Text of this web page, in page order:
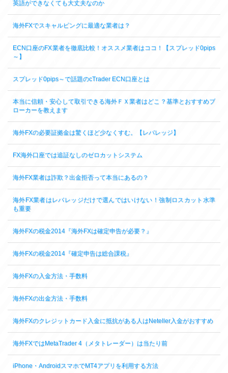
英語ができなくても大丈夫なのか
海外FXでスキャルピングに最適な業者は？
ECN口座のFX業者を徹底比較！オススメ業者はココ！【スプレッド0pips
～】
スプレッド0pips～で話題のcTrader ECN口座とは
本当に信頼・安心して取引できる海外ＦＸ業者はどこ？基準とおすすめブ
ローカーを教えます
海外FXの必要証拠金は驚くほど少なくすむ。【レバレッジ】
FX海外口座では追証なしのゼロカットシステム
海外FX業者は詐欺？出金拒否って本当にあるの？
海外FX業者はレバレッジだけで選んではいけない！強制ロスカット水準
も重要
海外FXの税金2014『海外FXは確定申告が必要？』
海外FXの税金2014『確定申告は総合課税』
海外FXの入金方法・手数料
海外FXの出金方法・手数料
海外FXのクレジットカード入金に抵抗がある人はNeteller入金がおすすめ
海外FXではMetaTrader 4（メタトレーダー）は当たり前
iPhone・AndroidスマホでMT4アプリを利用する方法